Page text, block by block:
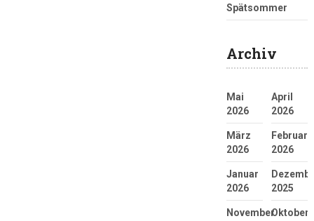
Spätsommer
Archiv
Mai
2026
April
2026
März
2026
Februar
2026
Januar
2026
2025
NovemberOktober